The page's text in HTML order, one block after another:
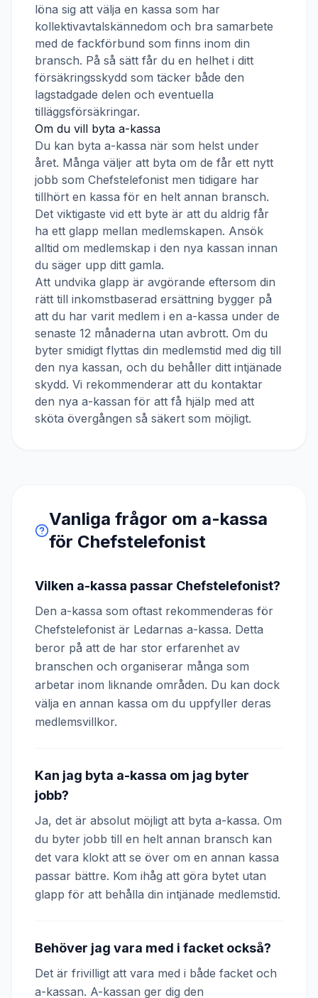
löna sig att välja en kassa som har
kollektivavtalskännedom och bra samarbete
med de fackförbund som finns inom din
bransch. På så sätt får du en helhet i ditt
försäkringsskydd som täcker både den
lagstadgade delen och eventuella
tilläggsförsäkringar.
Om du vill byta a-kassa
Du kan byta a-kassa när som helst under
året. Många väljer att byta om de får ett nytt
jobb som Chefstelefonist men tidigare har
tillhört en kassa för en helt annan bransch.
Det viktigaste vid ett byte är att du aldrig får
ha ett glapp mellan medlemskapen. Ansök
alltid om medlemskap i den nya kassan innan
du säger upp ditt gamla.
Att undvika glapp är avgörande eftersom din
rätt till inkomstbaserad ersättning bygger på
att du har varit medlem i en a-kassa under de
senaste 12 månaderna utan avbrott. Om du
byter smidigt flyttas din medlemstid med dig till
den nya kassan, och du behåller ditt intjänade
skydd. Vi rekommenderar att du kontaktar
den nya a-kassan för att få hjälp med att
sköta övergången så säkert som möjligt.
Vanliga frågor om a-kassa
för Chefstelefonist
Vilken a-kassa passar Chefstelefonist?
Den a-kassa som oftast rekommenderas för
Chefstelefonist är Ledarnas a-kassa. Detta
beror på att de har stor erfarenhet av
branschen och organiserar många som
arbetar inom liknande områden. Du kan dock
välja en annan kassa om du uppfyller deras
medlemsvillkor.
Kan jag byta a-kassa om jag byter
jobb?
Ja, det är absolut möjligt att byta a-kassa. Om
du byter jobb till en helt annan bransch kan
det vara klokt att se över om en annan kassa
passar bättre. Kom ihåg att göra bytet utan
glapp för att behålla din intjänade medlemstid.
Behöver jag vara med i facket också?
Det är frivilligt att vara med i både facket och
a-kassan. A-kassan ger dig den